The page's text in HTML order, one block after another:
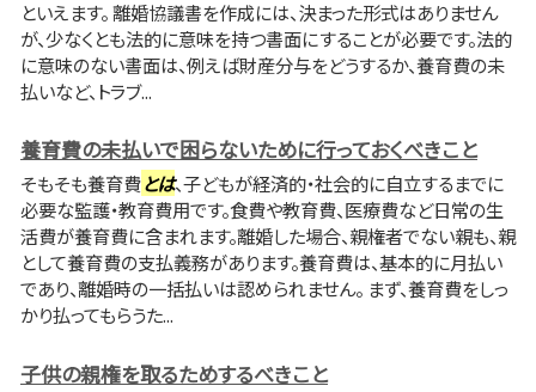
といえます。 離婚協議書を作成には、決まった形式はありません
が、少なくとも法的に意味を持つ書面にすることが必要です。法的
に意味のない書面は、例えば財産分与をどうするか、養育費の未
払いなど、トラブ...
養育費の未払いで困らないために行っておくべきこと
そもそも養育費とは、子どもが経済的・社会的に自立するまでに
必要な監護・教育費用です。食費や教育費、医療費など日常の生
活費が養育費に含まれます。離婚した場合、親権者でない親も、親
として養育費の支払義務があります。養育費は、基本的に月払い
であり、離婚時の一括払いは認められません。 まず、養育費をしっ
かり払ってもらうた...
子供の親権を取るためするべきこと